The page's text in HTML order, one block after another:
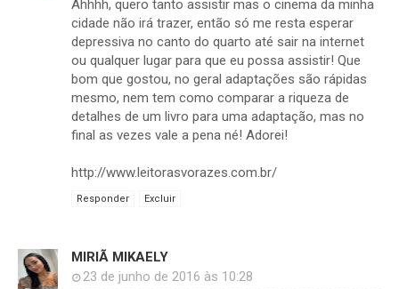
Ahhhh, quero tanto assistir mas o cinema da minha
cidade não irá trazer, então só me resta esperar
depressiva no canto do quarto até sair na internet
ou qualquer lugar para que eu possa assistir! Que
bom que gostou, no geral adaptações são rápidas
mesmo, nem tem como comparar a riqueza de
detalhes de um livro para uma adaptação, mas no
final as vezes vale a pena né! Adorei!
http://www.leitorasvorazes.com.br/
Responder Excluir
MIRIÃ MIKAELY
23 de junho de 2016 às 10:28